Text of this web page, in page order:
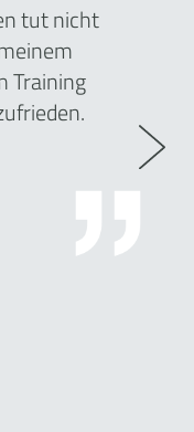
tut nicht
Training